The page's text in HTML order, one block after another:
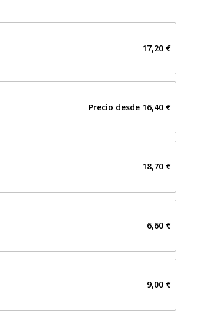
17,20 €
Precio desde 16,40 €
18,70 €
6,60 €
9,00 €